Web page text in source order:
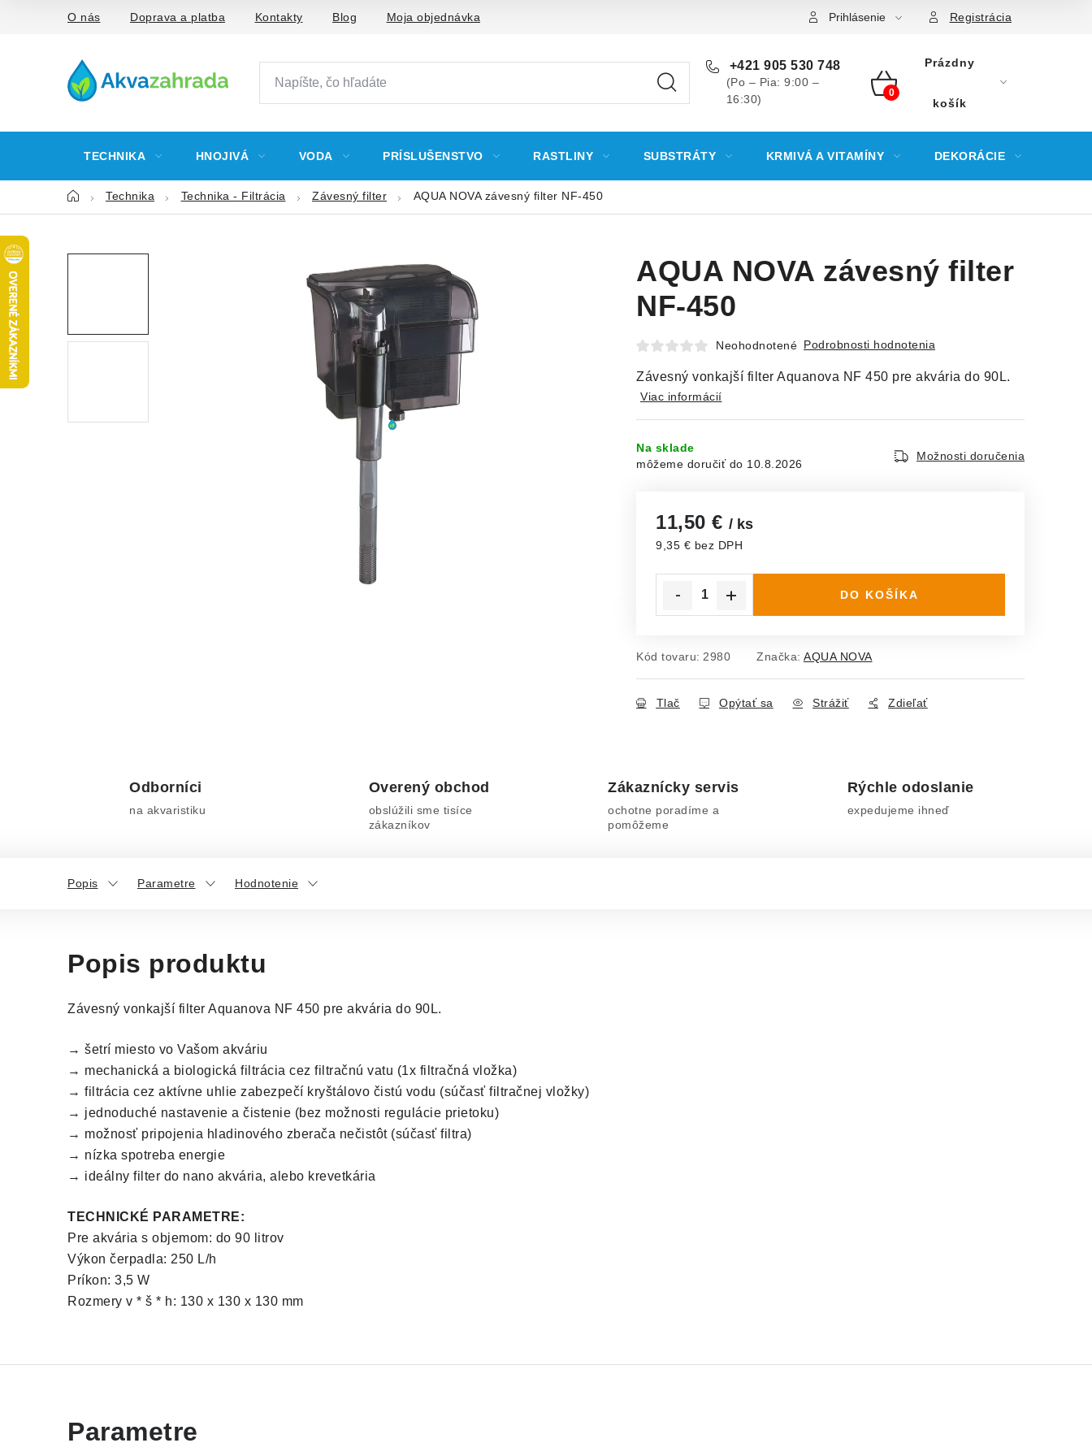
O nás Doprava a platba Kontakty Blog Moja objednávka Prihlásenie Registrácia
+421 905 530 748
(Po – Pia: 9:00 –
16:30)
NÁKUPNÝ
Prázdny
košík
TECHNIKA HNOJIVÁ VODA PRÍSLUŠENSTVO RASTLINY SUBSTRÁTY KRMIVÁ A VITAMÍNY DEKORÁCIE
DomovTechnika Technika - Filtrácia Závesný filter AQUA NOVA závesný filter NF-450
AQUA NOVA závesný filter
NF-450
Neohodnotené Podrobnosti hodnotenia
Závesný vonkajší filter Aquanova NF 450 pre akvária do 90L.
Viac informácií
Na sklade
10.8.2026
Možnosti doručenia
11,50 € / ks
9,35 € bez DPH
DO KOŠÍKA
Kód tovaru: 2980 Značka: AQUA NOVA
Tlač Opýtať sa Strážiť Zdieľať
Odborníci
na akvaristiku
Overený obchod
obslúžili sme tisíce
zákazníkov
Zákaznícky servis
ochotne poradíme a
pomôžeme
Rýchle odoslanie
expedujeme ihneď
Popis Parametre Hodnotenie
Popis produktu
Závesný vonkajší filter Aquanova NF 450 pre akvária do 90L.
→ šetrí miesto vo Vašom akváriu
→ mechanická a biologická filtrácia cez filtračnú vatu (1x filtračná vložka)
→ filtrácia cez aktívne uhlie zabezpečí kryštálovo čistú vodu (súčasť filtračnej vložky)
→ jednoduché nastavenie a čistenie (bez možnosti regulácie prietoku)
→ možnosť pripojenia hladinového zberača nečistôt (súčasť filtra)
→ nízka spotreba energie
→ ideálny filter do nano akvária, alebo krevetkária
TECHNICKÉ PARAMETRE:
Pre akvária s objemom: do 90 litrov
Výkon čerpadla: 250 L/h
Príkon: 3,5 W
Rozmery v * š * h: 130 x 130 x 130 mm